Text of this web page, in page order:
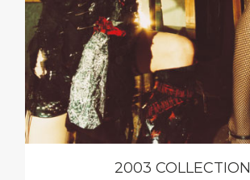
2003 COLLECTION